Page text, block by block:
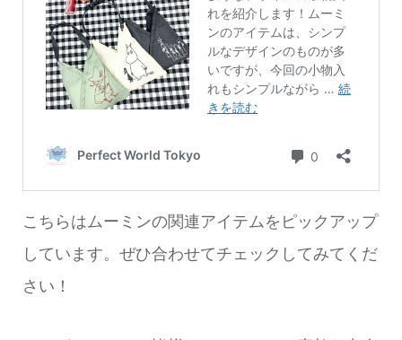
こちらはムーミンの関連アイテムをピックアップ
しています。ぜひ合わせてチェックしてみてくだ
さい！